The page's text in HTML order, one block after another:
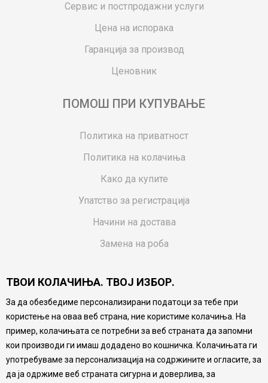
Сервис и постпродажни услуги
Цена на испорака
Гаранција за производ
Ценовник
ПОМОШ ПРИ КУПУВАЊЕ
Политика на приватност
Политика на колачиња
Како да купите
Упатство за регистрација
Начини на достава
Замена на роба
Ваучери
Product Finder
FAQs
Настојуваме да бидеме што попрецизни во описот на
производите, прикажување на слики и цени, но не
можеме да гарантираме дека сите информации се
ТВОИ КОЛАЧИЊА. ТВОЈ ИЗБОР.
За да обезбедиме персонализирани податоци за тебе при
користење на оваа веб страна, ние користиме колачиња. На
пример, колачињата се потребни за веб страната да запомни
кои производи ги имаш додадено во кошничка. Колачињата ги
употребуваме за персонализација на содржините и огласите, за
да ја одржиме веб страната сигурна и доверлива, за